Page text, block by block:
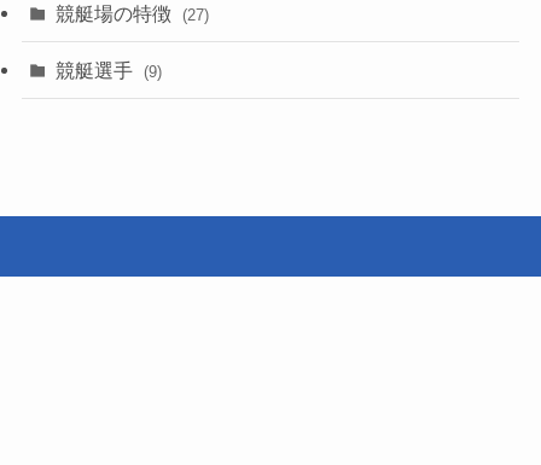
競艇場の特徴 (27)
競艇選手 (9)